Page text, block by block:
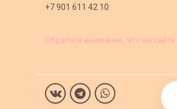
+7 901 611 42 10
Обратите внимание, что на